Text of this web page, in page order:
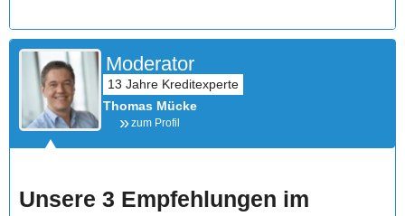
Moderator
Thomas Mücke
zum Profil
Unsere 3 Empfehlungen im